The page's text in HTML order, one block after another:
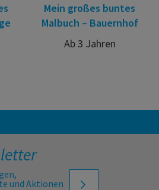
Mein großes buntes
Malbuch – Bauernhof
Ab 3 Jahren
und Aktionen